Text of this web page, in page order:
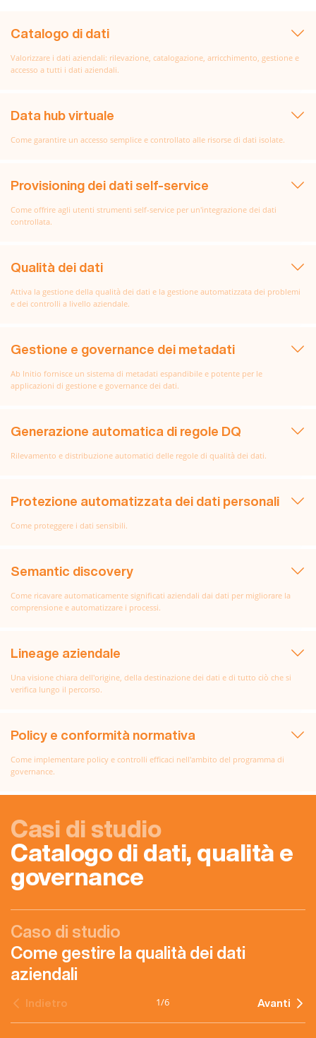
Catalogo di dati
Valorizzare i dati aziendali: rilevazione, catalogazione, arricchimento, gestione e
accesso a tutti i dati aziendali.
Data hub virtuale
Come garantire un accesso semplice e controllato alle risorse di dati isolate.
Provisioning dei dati self-service
Come offrire agli utenti strumenti self-service per un'integrazione dei dati
controllata.
Qualità dei dati
Attiva la gestione della qualità dei dati e la gestione automatizzata dei problemi
e dei controlli a livello aziendale.
Gestione e governance dei metadati
Ab Initio fornisce un sistema di metadati espandibile e potente per le
applicazioni di gestione e governance dei dati.
Generazione automatica di regole DQ
Rilevamento e distribuzione automatici delle regole di qualità dei dati.
Protezione automatizzata dei dati personali
Come proteggere i dati sensibili.
Semantic discovery
Come ricavare automaticamente significati aziendali dai dati per migliorare la
comprensione e automatizzare i processi.
Lineage aziendale
Una visione chiara dell'origine, della destinazione dei dati e di tutto ciò che si
verifica lungo il percorso.
Policy e conformità normativa
Come implementare policy e controlli efficaci nell'ambito del programma di
governance.
Casi di studio
Catalogo di dati, qualità e
governance
Caso di studio
Come gestire la qualità dei dati
aziendali
Indietro 1/6 Avanti